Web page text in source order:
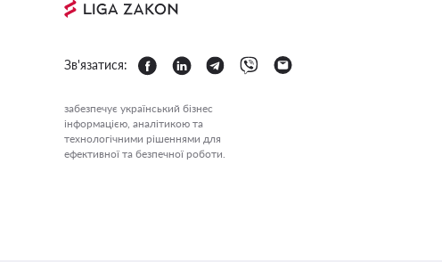
Зв'язатися:
забезпечує український бізнес
інформацією, аналітикою та
технологічними рішеннями для
ефективної та безпечної роботи.